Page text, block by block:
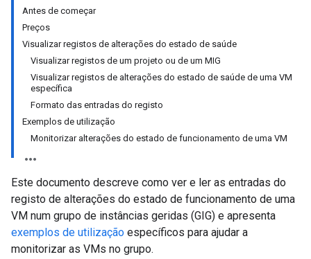
Antes de começar
Preços
Visualizar registos de alterações do estado de saúde
Visualizar registos de um projeto ou de um MIG
Visualizar registos de alterações do estado de saúde de uma VM
específica
Formato das entradas do registo
Exemplos de utilização
Monitorizar alterações do estado de funcionamento de uma VM
Este documento descreve como ver e ler as entradas do
registo de alterações do estado de funcionamento de uma
VM num grupo de instâncias geridas (GIG) e apresenta
exemplos de utilização específicos para ajudar a
monitorizar as VMs no grupo.